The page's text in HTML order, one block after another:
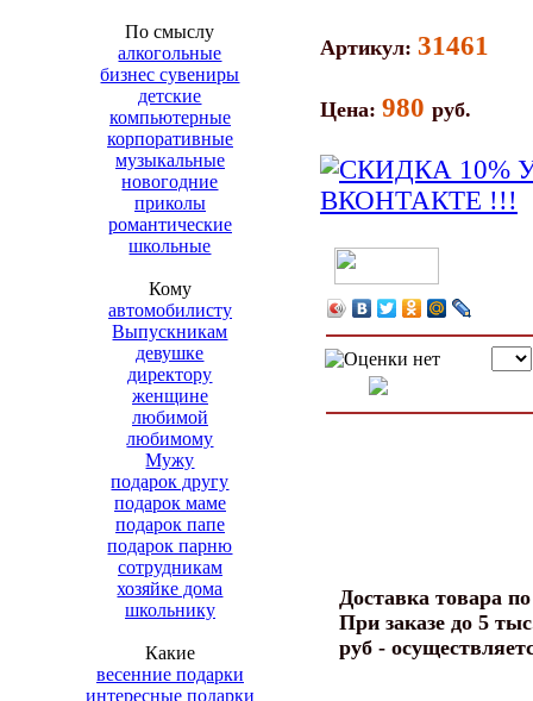
По смыслу
алкогольные
бизнес сувениры
детские
компьютерные
корпоративные
музыкальные
новогодние
приколы
романтические
школьные
Кому
автомобилисту
Выпускникам
девушке
директору
женщине
любимой
любимому
Мужу
подарок другу
подарок маме
подарок папе
подарок парню
сотрудникам
хозяйке дома
школьнику
Какие
весенние подарки
интересные подарки
Артикул: 31461
Цена: 980 руб.
Доставка товара
При заказе до 5
руб -